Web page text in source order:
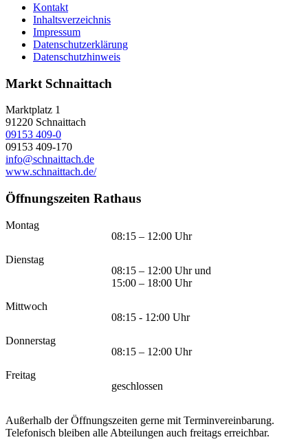
Kontakt
Inhaltsverzeichnis
Impressum
Datenschutzerklärung
Datenschutzhinweis
Markt Schnaittach
Marktplatz 1
91220 Schnaittach
09153 409-0
09153 409-170
info@schnaittach.de
www.schnaittach.de/
Öffnungszeiten Rathaus
Montag
08:15 – 12:00 Uhr
Dienstag
08:15 – 12:00 Uhr und
15:00 – 18:00 Uhr
Mittwoch
08:15 - 12:00 Uhr
Donnerstag
08:15 – 12:00 Uhr
Freitag
geschlossen
Außerhalb der Öffnungszeiten gerne mit Terminvereinbarung.
Telefonisch bleiben alle Abteilungen auch freitags erreichbar.